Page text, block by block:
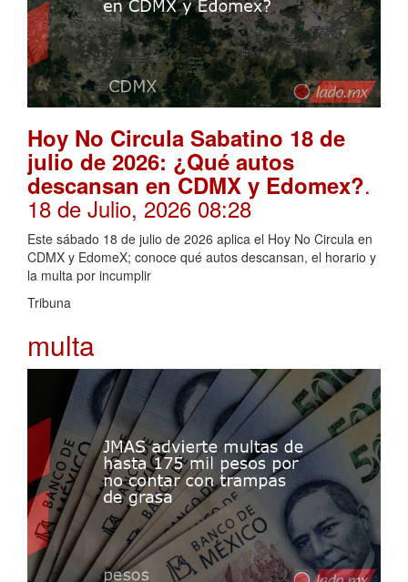
Hoy No Circula Sabatino 18 de
julio de 2026: ¿Qué autos
descansan en CDMX y Edomex?.
18 de Julio, 2026 08:28
Este sábado 18 de julio de 2026 aplica el Hoy No Circula en
CDMX y EdomeX; conoce qué autos descansan, el horario y
la multa por incumplir
Tribuna
multa